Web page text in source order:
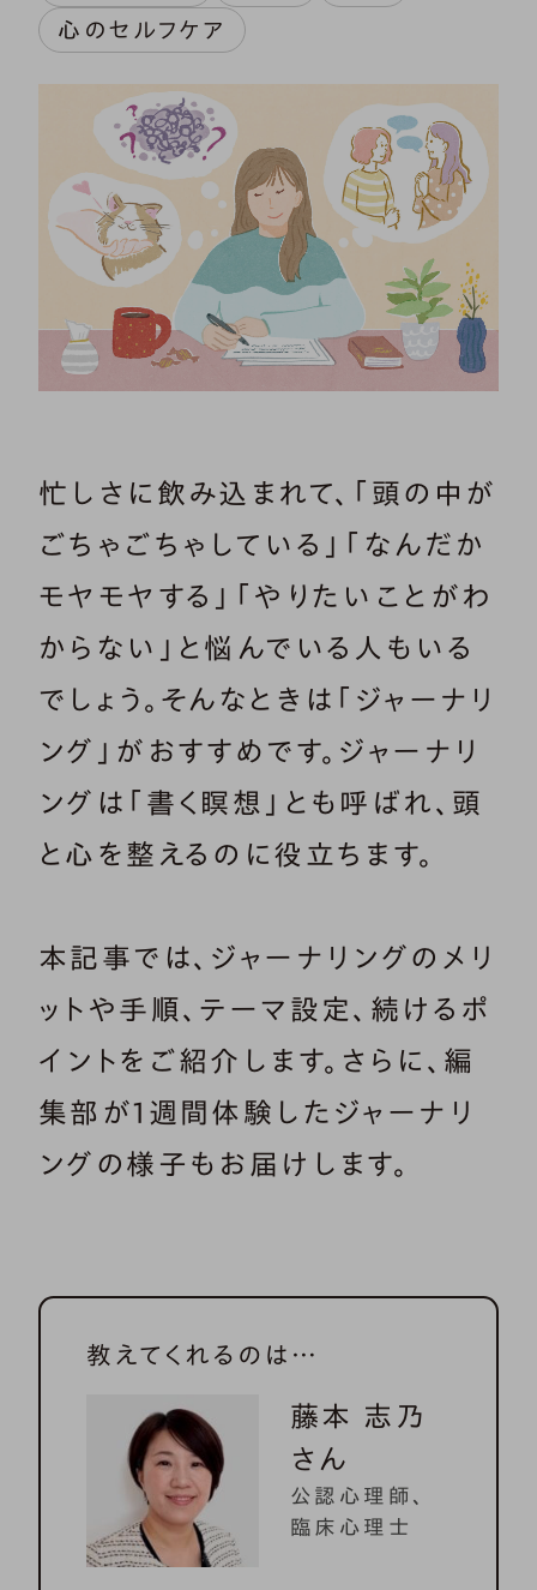
心のセルフケア
忙しさに飲み込まれて、「頭の中が
ごちゃごちゃしている」「なんだか
モヤモヤする」「やりたいことがわ
からない」と悩んでいる人もいる
でしょう。そんなときは「ジャーナリ
ング」がおすすめです。ジャーナリ
ングは「書く瞑想」とも呼ばれ、頭
と心を整えるのに役立ちます。
本記事では、ジャーナリングのメリ
ットや手順、テーマ設定、続けるポ
イントをご紹介します。さらに、編
集部が1週間体験したジャーナリ
ングの様子もお届けします。
教えてくれるのは…
藤本 志乃
さん
公認心理師、
臨床心理士